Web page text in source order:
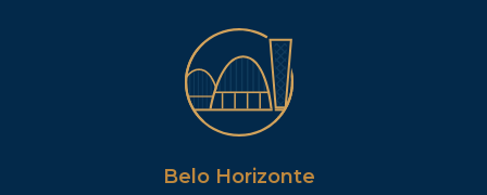
Belo Horizonte